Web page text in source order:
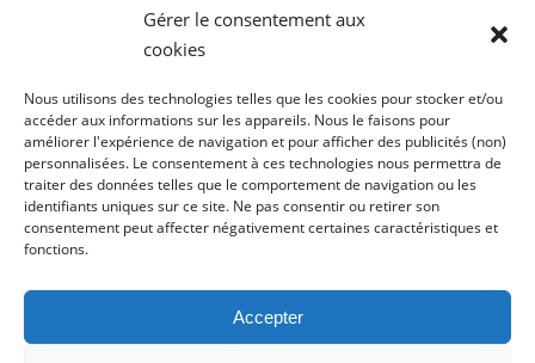
Gérer le consentement aux
cookies
Nous utilisons des technologies telles que les cookies pour stocker et/ou
accéder aux informations sur les appareils. Nous le faisons pour
améliorer l'expérience de navigation et pour afficher des publicités (non)
personnalisées. Le consentement à ces technologies nous permettra de
traiter des données telles que le comportement de navigation ou les
identifiants uniques sur ce site. Ne pas consentir ou retirer son
consentement peut affecter négativement certaines caractéristiques et
fonctions.
Accepter
travailler dans notre congélateur ❄ : Lorsque l’indice
humidex atteint +30°C à l'extérieur,
Certifications
Transport
Conditions générales de l'expéditeur